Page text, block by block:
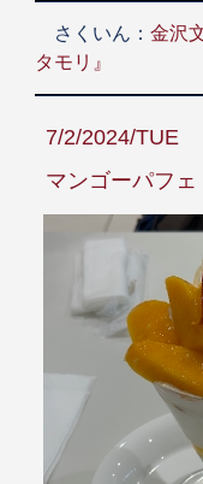
さくいん： 金沢
タモリ』
7/2/2024/TUE
マンゴーパフェ